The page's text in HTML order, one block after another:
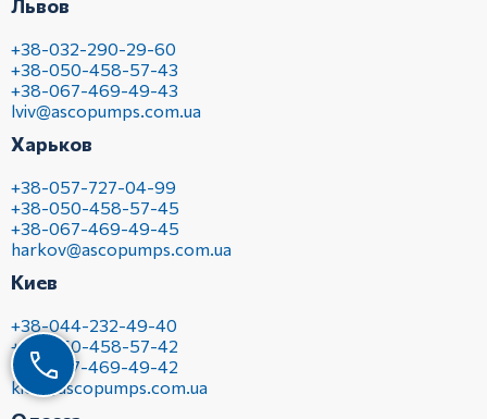
Львов
+38-032-290-29-60
+38-050-458-57-43
+38-067-469-49-43
lviv@ascopumps.com.ua
Харьков
+38-057-727-04-99
+38-050-458-57-45
+38-067-469-49-45
harkov@ascopumps.com.ua
Киев
+38-044-232-49-40
+38-050-458-57-42
+38-067-469-49-42
kiev@ascopumps.com.ua